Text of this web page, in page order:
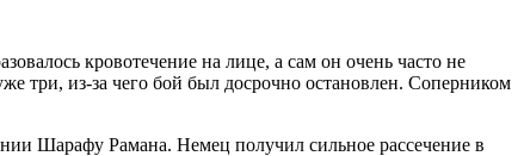
кровотечение на лице, а сам он очень часто не
три, из-за чего бой был досрочно остановлен. Соперником
Шарафу Рамана. Немец получил сильное рассечение в